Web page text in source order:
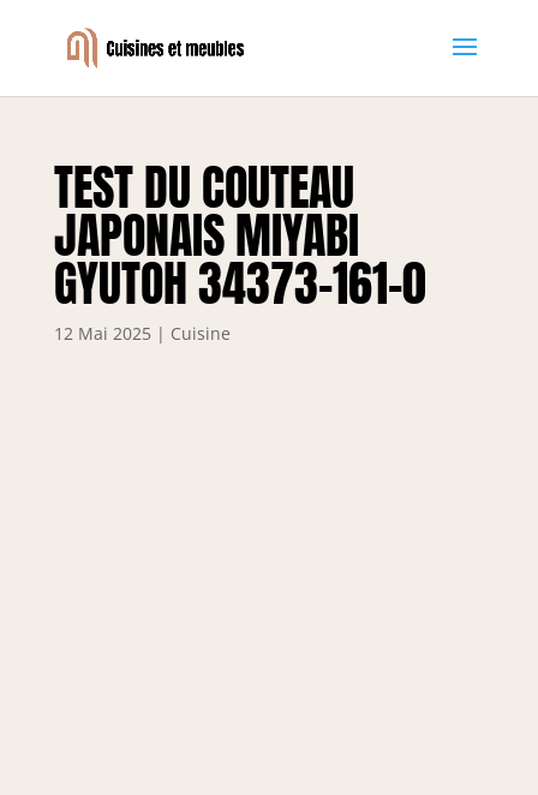
TEST DU COUTEAU
JAPONAIS MIYABI
GYUTOH 34373-161-0
12 Mai 2025 | Cuisine